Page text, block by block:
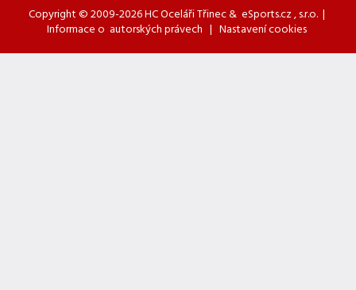
Copyright © 2009-2026 HC Oceláři Třinec & eSports.cz, s.r.o. |
Informace o autorských právech | Nastavení cookies